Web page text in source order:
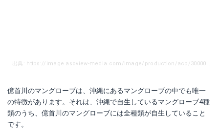
億首川のマングローブは、沖縄にあるマングローブの中でも唯一
の特徴があります。それは、沖縄で自生しているマングローブ4種
類のうち、億首川のマングローブには全種類が自生していること
です。